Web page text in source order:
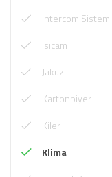
Intercom Sistemi
Isıcam
Jakuzi
Kartonpiyer
Kiler
Klima